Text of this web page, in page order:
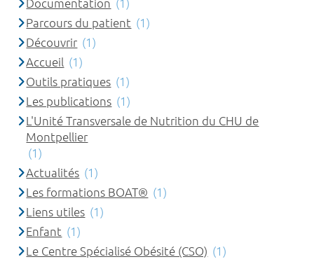
Documentation (1)
Parcours du patient (1)
Découvrir (1)
Accueil (1)
Outils pratiques (1)
Les publications (1)
L'Unité Transversale de Nutrition du CHU de
Montpellier
(1)
Actualités (1)
Les formations BOAT® (1)
Liens utiles (1)
Enfant (1)
Le Centre Spécialisé Obésité (CSO) (1)